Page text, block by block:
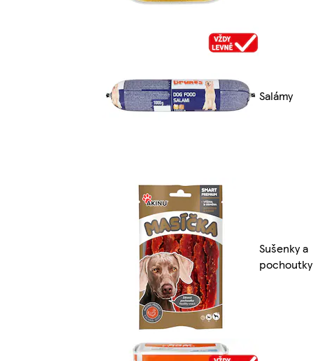
Salámy
Sušenky a
pochoutky